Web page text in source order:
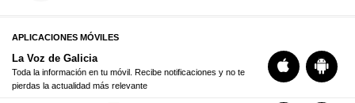
APLICACIONES MÓVILES
La Voz de Galicia
Toda la información en tu móvil. Recibe notificaciones y no te
pierdas la actualidad más relevante